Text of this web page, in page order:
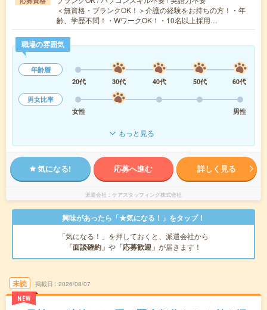
＜無資格・ブランクOK！＞介護の経験をお持ちの方！・年
齢、学歴不問！・WワークOK！・10名以上採用…
職場の雰囲気
年齢層
20代
30代 40代 50代
60代
男女比率
女性
男性
もっと見る
気になる! 応募へ進む 詳しく見る
派遣会社 ケアスタッフィング株式会社
興味があったら「★気になる！」をタップ！
「気になる！」を押しておくと、派遣会社から
「面談確約」 や 「応募歓迎」 が届きます！
未読
NEW
掲載日 2026/08/07